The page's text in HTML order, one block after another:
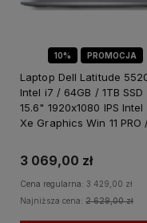
10% PROMOCJA
Laptop Dell Latitude
Intel i7 / 64GB / 1TB SSD
15.6" 1920x1080 IPS Intel
Xe Graphics Win 11 PRO
3 069,00 zł
Cena regularna: 3 429,00 zł
Najniższa cena: 2 629,00 zł